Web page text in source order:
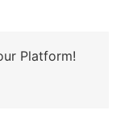
Platform!